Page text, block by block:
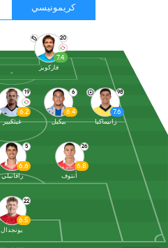
كريمونيسي
22
6.5
يونجدال
5
6.6
رافانيلي
26
6.8
أنتوف
19
6.2
غيثكيير
6
6.4
بيكيل
98
7.6
زانيماكيا
20
7.4
فازكويز